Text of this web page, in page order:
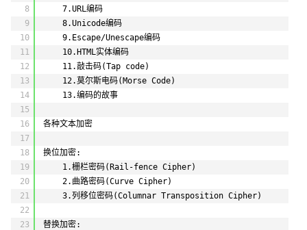
8
9
10
11
12
13
14
15
16
17
18
19
20
21
22
23
7.URL编码
8.Unicode编码
9.Escape/Unescape编码
10.HTML实体编码
11.敲击码(Tap code)
12.莫尔斯电码(Morse Code)
13.编码的故事
各种文本加密
换位加密:
1.栅栏密码(Rail-fence Cipher)
2.曲路密码(Curve Cipher)
3.列移位密码(Columnar Transposition Cipher)
替换加密: